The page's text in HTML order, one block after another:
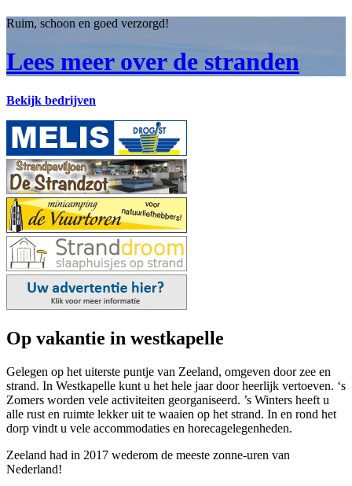
Ruim, schoon en goed verzorgd!
Lees meer over de stranden
Bekijk bedrijven
Op vakantie in westkapelle
Gelegen op het uiterste puntje van Zeeland, omgeven door zee en
strand. In Westkapelle kunt u het hele jaar door heerlijk vertoeven. ‘s
Zomers worden vele activiteiten georganiseerd. ’s Winters heeft u
alle rust en ruimte lekker uit te waaien op het strand. In en rond het
dorp vindt u vele accommodaties en horecagelegenheden.
Zeeland had in 2017 wederom de meeste zonne-uren van
Nederland!